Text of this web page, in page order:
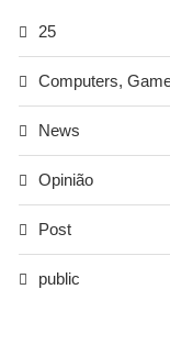
25
Computers,
News
Opinião
Post
public